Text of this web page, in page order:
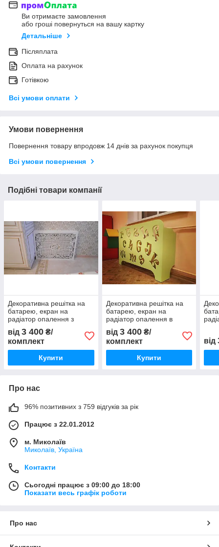
Ви отримаєте замовлення
або гроші повернуться на вашу картку
Детальніше
Післяплата
Оплата на рахунок
Готівкою
Всі умови оплати
Умови повернення
Повернення товару впродовж 14 днів за рахунок покупця
Всі умови повернення
Подібні товари компанії
Декоративна решітка на
батарею, екран на
радіатор опалення з
від 3 400 ₴/
комплект
Купити
Декоративна решітка на
батарею, екран на
радіатор опалення в
від 3 400₴/
комплект
Купити
від
Про нас
96% позитивних з 759 відгуків за рік
Працює з 22.01.2012
м. Миколаїв
Миколаїв, Україна
Контакти
Сьогодні працює з 09:00 до 18:00
Показати весь графік роботи
Про нас